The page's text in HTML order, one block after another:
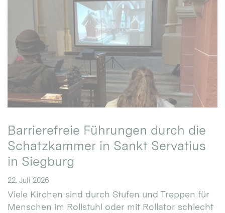
Barrierefreie Führungen durch die
Schatzkammer in Sankt Servatius
in Siegburg
22. Juli 2026
Viele Kirchen sind durch Stufen und Treppen für
Menschen im Rollstuhl oder mit Rollator schlecht